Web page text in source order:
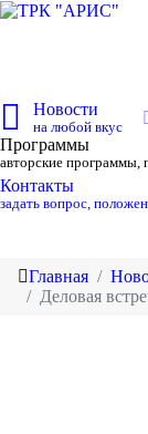
Новости
на любой вкус
Программы
авторские программы,
Контакты
задать вопрос,
Главная
Деловая